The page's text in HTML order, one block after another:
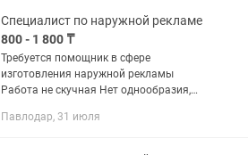
Специалист по наружной рекламе
800 - 1 800 ₸
Требуется помощник в сфере
изготовления наружной рекламы
Работа не скучная Нет однообразия,
надежный человек Парень от 16 до 33
Павлодар, 31 июля